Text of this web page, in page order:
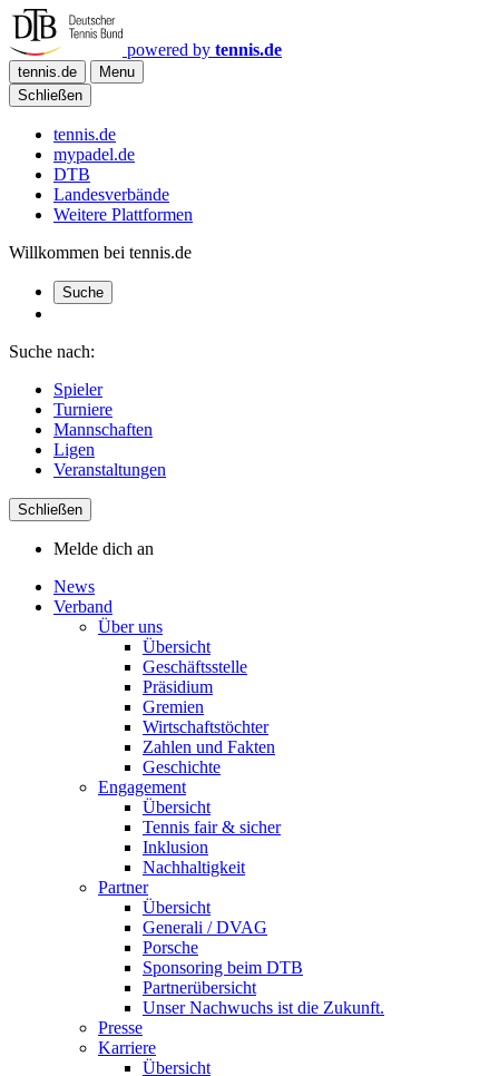
powered by tennis.de
tennis.de
Menu
Schließen
tennis.de
mypadel.de
DTB
Landesverbände
Weitere Plattformen
Willkommen bei tennis.de
Suche
Suche nach:
Spieler
Turniere
Mannschaften
Ligen
Veranstaltungen
Schließen
Melde dich an
News
Verband
Über uns
Übersicht
Geschäftsstelle
Präsidium
Gremien
Wirtschaftstöchter
Zahlen und Fakten
Geschichte
Engagement
Übersicht
Tennis fair & sicher
Inklusion
Nachhaltigkeit
Partner
Übersicht
Generali / DVAG
Porsche
Sponsoring beim DTB
Partnerübersicht
Unser Nachwuchs ist die Zukunft.
Presse
Karriere
Übersicht